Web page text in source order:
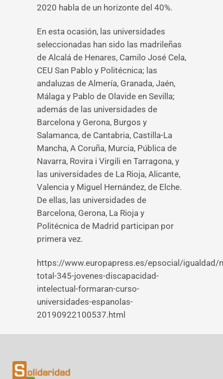
2020 habla de un horizonte del 40%.
En esta ocasión, las universidades
seleccionadas han sido las madrileñas
de Alcalá de Henares, Camilo José Cela,
CEU San Pablo y Politécnica; las
andaluzas de Almería, Granada, Jaén,
Málaga y Pablo de Olavide en Sevilla;
además de las universidades de
Barcelona y Gerona, Burgos y
Salamanca, de Cantabria, Castilla-La
Mancha, A Coruña, Murcia, Pública de
Navarra, Rovira i Virgili en Tarragona, y
las universidades de La Rioja, Alicante,
Valencia y Miguel Hernández, de Elche.
De ellas, las universidades de
Barcelona, Gerona, La Rioja y
Politécnica de Madrid participan por
primera vez.
https://www.europapress.es/epsocial/igualdad/
total-345-jovenes-discapacidad-
intelectual-formaran-curso-
universidades-espanolas-
20190922100537.html